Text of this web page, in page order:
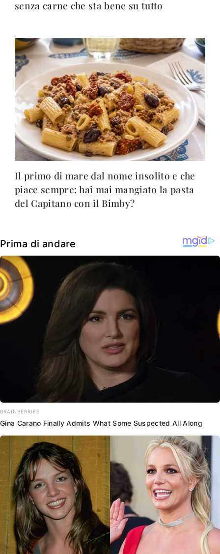
senza carne che sta bene su tutto
Il primo di mare dal nome insolito e che
piace sempre: hai mai mangiato la pasta
del Capitano con il Bimby?
Prima di andare
BRAINBERRIES
Gina Carano Finally Admits What Some Suspected All Along